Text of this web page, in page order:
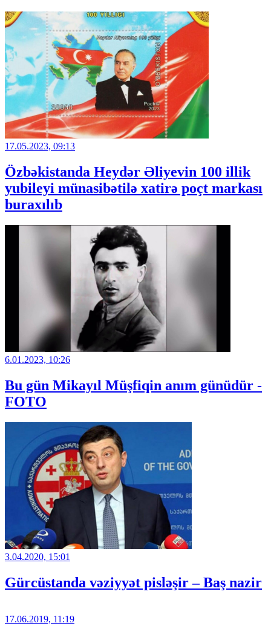
17.05.2023, 09:13
Özbəkistanda Heydər Əliyevin 100 illik
yubileyi münasibətilə xatirə poçt markası
buraxılıb
6.01.2023, 10:26
Bu gün Mikayıl Müşfiqin anım günüdür -
FOTO
3.04.2020, 15:01
Gürcüstanda vəziyyət pisləşir – Baş nazir
17.06.2019, 11:19